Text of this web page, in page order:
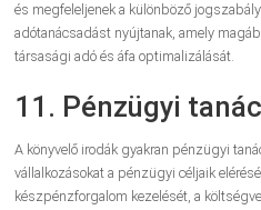
és megfeleljenek a különböző
adótanácsadást nyújtanak, amely
társasági adó és áfa optimalizálását.
11. Pénzügyi
A könyvelő irodák gyakran pénzügyi
vállalkozásokat a pénzügyi céljaik
készpénzforgalom kezelését, a